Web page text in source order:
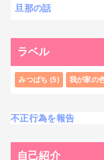
旦那の話
ラベル
みつばち (5) 我が家の
不正行為を報告
自己紹介